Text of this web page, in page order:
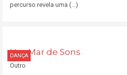
percurso revela uma (...)
DANÇA
Um Mar de Sons
Outro